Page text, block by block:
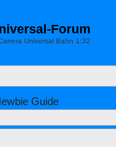
Forum
Universal Bahn 1:32
Guide